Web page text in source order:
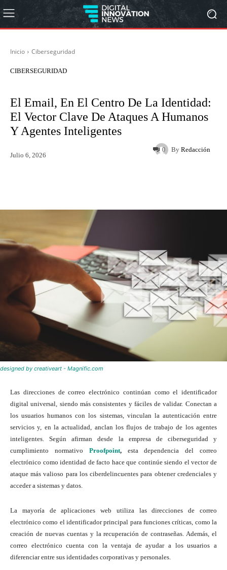
Inicio Ciberseguridad
CIBERSEGURIDAD
El Email, En El Centro De La Identidad:
El Vector Clave De Ataques A Humanos
Y Agentes Inteligentes
By Redacción
Julio 6, 2026
0
designed by creativeart - Magnific.com
Las direcciones de correo electrónico continúan como el identificador
digital universal, siendo más consistentes y fáciles de validar. Conectan a
los usuarios humanos con los sistemas, vinculan la autenticación entre
servicios y, en la actualidad, anclan los flujos de trabajo de los agentes
inteligentes. Según afirman desde la empresa de ciberseguridad y
cumplimiento normativo Proofpoint,esta dependencia del correo
electrónico como identidad de facto hace que continúe siendo el vector de
ataque más valioso para los ciberdelincuentes para obtener credenciales y
acceder a sistemas y datos.
La mayoría de aplicaciones web utiliza las direcciones de correo
electrónico como el identificador principal para funciones críticas, como la
creación de nuevas cuentas y la recuperación de contraseñas. Además, el
correo electrónico cuenta con la ventaja de ayudar a los usuarios a
diferenciar entre sus identidades corporativas y personales.